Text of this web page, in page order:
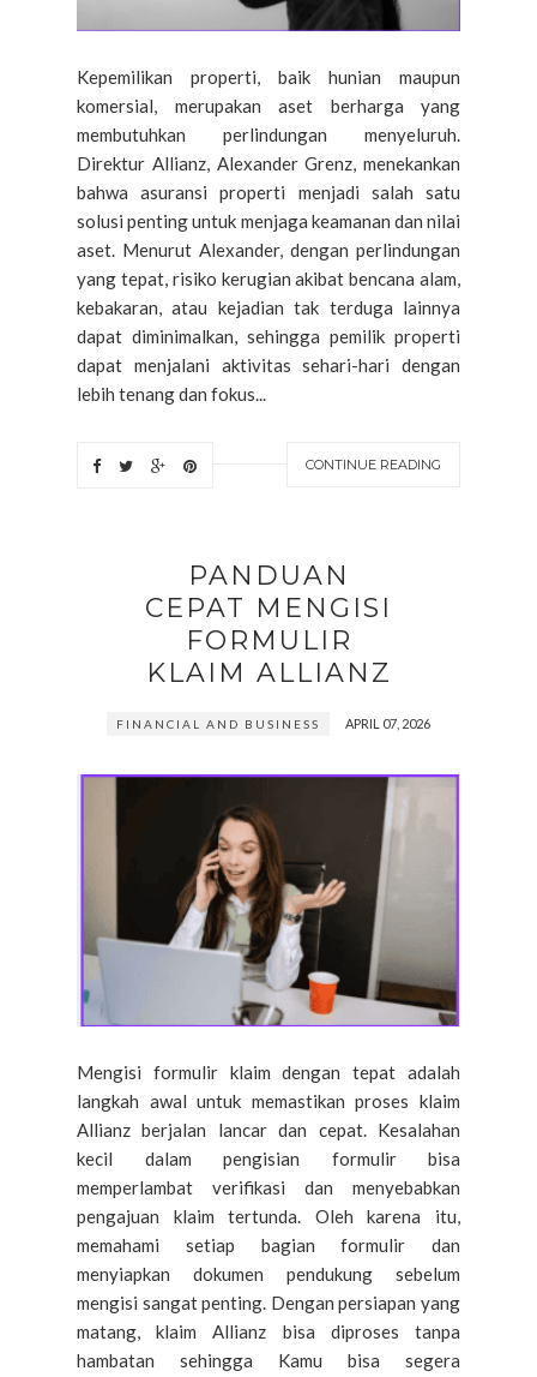
Kepemilikan properti, baik hunian maupun
komersial, merupakan aset berharga yang
membutuhkan perlindungan menyeluruh.
Direktur Allianz, Alexander Grenz, menekankan
bahwa asuransi properti menjadi salah satu
solusi penting untuk menjaga keamanan dan nilai
aset. Menurut Alexander, dengan perlindungan
yang tepat, risiko kerugian akibat bencana alam,
kebakaran, atau kejadian tak terduga lainnya
dapat diminimalkan, sehingga pemilik properti
dapat menjalani aktivitas sehari-hari dengan
lebih tenang dan fokus...
CONTINUE READING
PANDUAN
CEPAT MENGISI
FORMULIR
KLAIM ALLIANZ
FINANCIAL AND BUSINESS APRIL 07, 2026
Mengisi formulir klaim dengan tepat adalah
langkah awal untuk memastikan proses klaim
Allianz berjalan lancar dan cepat. Kesalahan
kecil dalam pengisian formulir bisa
memperlambat verifikasi dan menyebabkan
pengajuan klaim tertunda. Oleh karena itu,
memahami setiap bagian formulir dan
menyiapkan dokumen pendukung sebelum
mengisi sangat penting. Dengan persiapan yang
matang, klaim Allianz bisa diproses tanpa
hambatan sehingga Kamu bisa segera